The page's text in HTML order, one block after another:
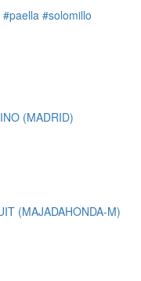
#paella #solomillo
(MADRID)
(MAJADAHONDA-M)